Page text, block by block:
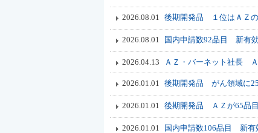
2026.08.01 後期開発品 １位はＡＺ
2026.08.01 国内申請数92品目 新有
2026.04.13 ＡＺ・バーネット社長
2026.01.01 後期開発品 がん領域に
2026.01.01 後期開発品 ＡＺが65品
2026.01.01 国内申請数106品目 新